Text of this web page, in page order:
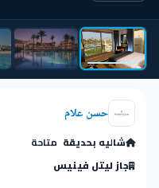
حسن علام
شاليه بحديقة متاحة
جاز ليتل فينيس